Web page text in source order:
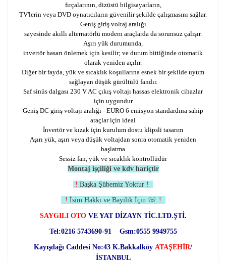
fırçalarının, dizüstü bilgisayarların,
TV'lerin veya DVD oynatıcıların güvenilir şekilde çalışmasını sağlar.
Geniş giriş voltaj aralığı
sayesinde akıllı alternatörlü modern araçlarda da sorunsuz çalışır.
Aşırı yük durumunda,
invertör hasarı önlemek için kesilir; ve durum bittiğinde otomatik
olarak yeniden açılır.
Diğer bir fayda, yük ve sıcaklık koşullarına esnek bir şekilde uyum
sağlayan düşük gürültülü fandır.
Saf sinüs dalgası 230 V AC çıkış voltajı hassas elektronik cihazlar
için uygundur
Geniş DC giriş voltajı aralığı - EURO 6 emisyon standardına sahip
araçlar için ideal
İnvertör ve kızak için kurulum dostu klipsli tasarım
Aşırı yük, aşırı veya düşük voltajdan sonra otomatik yeniden
başlatma
Sessiz fan, yük ve sıcaklık kontrollüdür
Montaj işçiliği ve kdv hariçtir
! Başka Şübemiz Yoktur !
! İsim Hakkı ve Bayilik İçin ☏ !
SAYGILI OTOVE YAT DİZAYN TİC.LTD.ŞTİ.
Tel:0216 5743690-91 Gsm:0555 9949755
Kayışdağı Caddesi No:43 K.Bakkalköy ATAŞEHİR/
İSTANBUL